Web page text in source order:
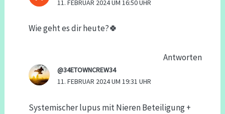
11. FEBRUAR 2024 UM 16:50 UHR
Wie geht es dir heute?🍀
Antworten
@34ETOWNCREW34
11. FEBRUAR 2024 UM 19:31 UHR
Systemischer lupus mit Nieren Beteiligung +